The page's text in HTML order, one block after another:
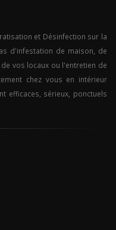
et Désinfection sur la
d'infestation de maison, de
vos locaux ou l'entretien de
chez vous en intérieur
efficaces, sérieux, ponctuels